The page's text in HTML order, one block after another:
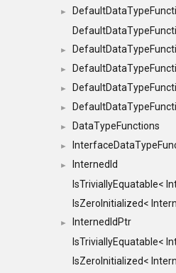
►
►
►
►
►
► DataTypeFunctions
►
►
InternedId
IsTriviallyEquatable<
IsZeroInitialized<
►
InternedIdPtr
IsTriviallyEquatable<
IsZeroInitialized<